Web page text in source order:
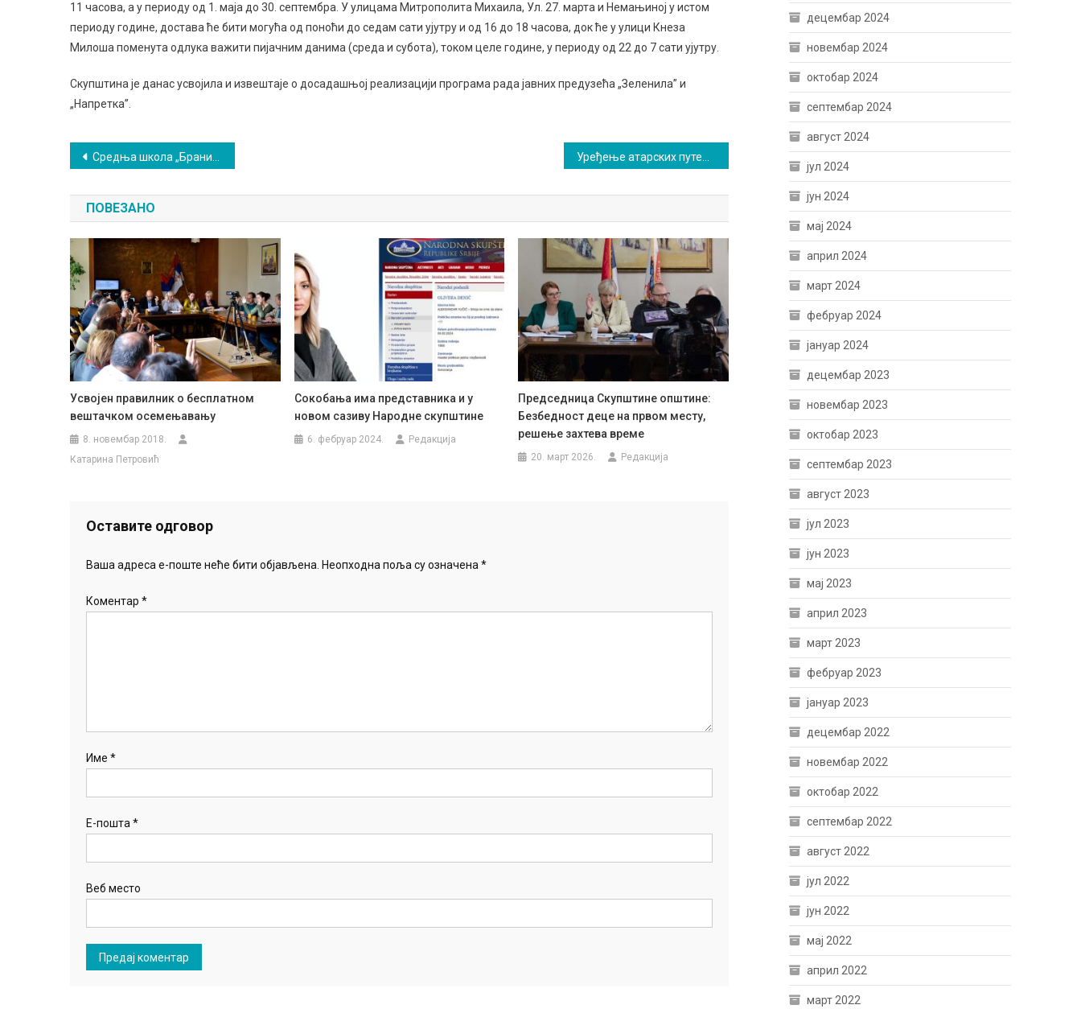
11 часова, а у периоду од 1. маја до 30. септембра. У улицама Митрополита Михаила, Ул. 27. марта и Немањиној у истом
периоду године, достава ће бити могућа од поноћи до седам сати ујутру и од 16 до 18 часова, док ће у улици Кнеза
Милоша поменута одлука важити пијачним данима (среда и субота), током целе године, у периоду од 22 до 7 сати ујутру.
Скупштина је данас усвојила и извештаје о досадашњој реализацији програма рада јавних предузећа „Зеленила” и
„Напретка”.
Кретање
чланка
Средња школа „Бранислав Нушић” негује сарадњу са школама у земљи и иностранству
ПОВЕЗАНО
Усвојен правилник о бесплатном
вештачком осемењавању
8. новембар 2018.
Катарина Петровић
Сокобања има представника и у
новом сазиву Народне скупштине
6. фебруар 2024. Редакција
Председница Скупштине општине:
Безбедност деце на првом месту,
решење захтева време
20. март 2026. Редакција
Оставите одговор
Ваша адреса е-поште неће бити објављена. Неопходна поља су означена *
Коментар *
Име *
Е-пошта *
Веб место
децембар 2024
новембар 2024
октобар 2024
септембар 2024
август 2024
јул 2024
јун 2024
мај 2024
април 2024
март 2024
фебруар 2024
јануар 2024
децембар 2023
новембар 2023
октобар 2023
септембар 2023
август 2023
јул 2023
јун 2023
мај 2023
април 2023
март 2023
фебруар 2023
јануар 2023
децембар 2022
новембар 2022
октобар 2022
септембар 2022
август 2022
јул 2022
јун 2022
мај 2022
април 2022
март 2022